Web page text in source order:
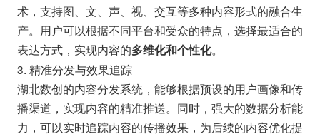
术，支持图、文、声、视、交互等多种内容形式的融合生
产。用户可以根据不同平台和受众的特点，选择最适合的
表达方式，实现内容的多维化和个性化。
3. 精准分发与效果追踪
湖北数创的内容分发系统，能够根据预设的用户画像和传
播渠道，实现内容的精准推送。同时，强大的数据分析能
力，可以实时追踪内容的传播效果，为后续的内容优化提